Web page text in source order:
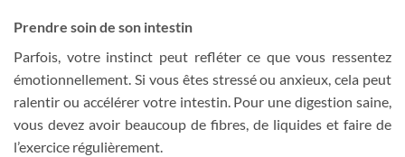
Prendre soin de son intestin
Parfois, votre instinct peut refléter ce que vous ressentez
émotionnellement. Si vous êtes stressé ou anxieux, cela peut
ralentir ou accélérer votre intestin. Pour une digestion saine,
vous devez avoir beaucoup de fibres, de liquides et faire de
l’exercice régulièrement.